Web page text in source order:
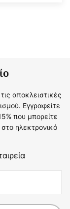
αποκλειστικές
Εγγραφείτε
που μπορείτε
ηλεκτρονικό